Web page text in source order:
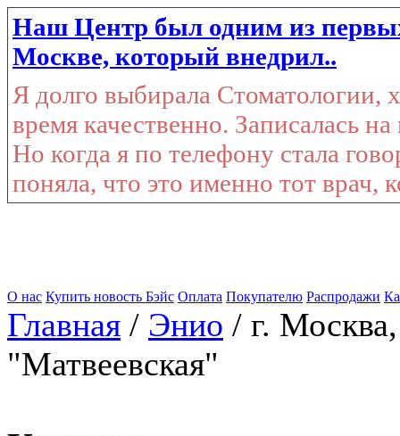
Наш Центр был одним из
Москве, который внедрил..
Я долго выбирала Стоматологии,
время качественно. Записалась
Но когда я по телефону стала
поняла, что это именно тот врач,
О нас Купить новость Бэйс Оплата Покупателю Распродажи
Главная / Энио / г.
"Матвеевская"